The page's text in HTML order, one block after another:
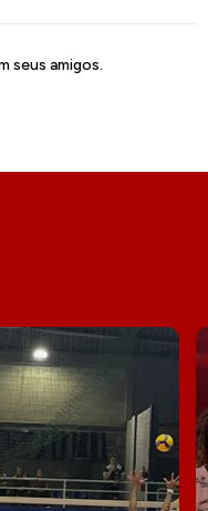
seus amigos.